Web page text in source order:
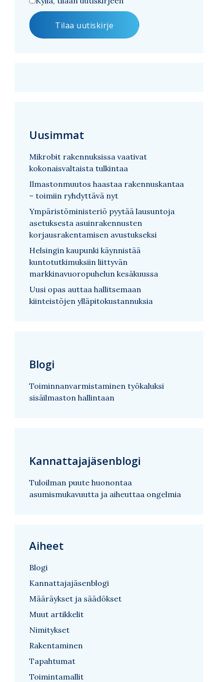
Uusimmat
Mikrobit rakennuksissa vaativat
kokonaisvaltaista tulkintaa
Ilmastonmuutos haastaa rakennuskantaa
– toimiin ryhdyttävä nyt
Ympäristöministeriö pyytää lausuntoja
asetuksesta asuinrakennusten
korjausrakentamisen avustukseksi
Helsingin kaupunki käynnistää
kuntotutkimuksiin liittyvän
markkinavuoropuhelun kesäkuussa
Uusi opas auttaa hallitsemaan
kiinteistöjen ylläpitokustannuksia
Blogi
Toiminnanvarmistaminen työkaluksi
sisäilmaston hallintaan
Kannattajajäsenblogi
Tuloilman puute huonontaa
asumismukavuutta ja aiheuttaa ongelmia
Aiheet
Blogi
Kannattajajäsenblogi
Määräykset ja säädökset
Muut artikkelit
Nimitykset
Rakentaminen
Tapahtumat
Toimintamallit